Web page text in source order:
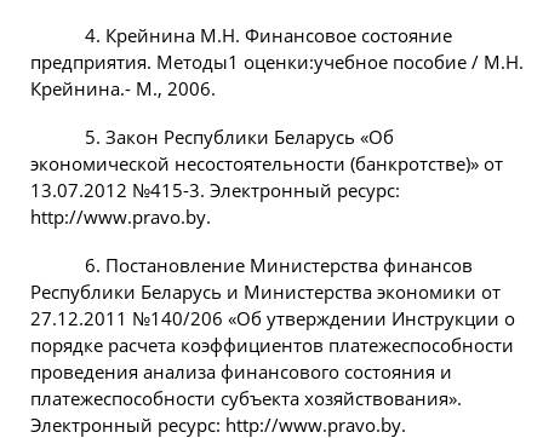
4. Крейнина М.Н. Финансовое состояние
предприятия. Методы1 оценки:учебное пособие / М.Н.
Крейнина.- М., 2006.
5. Закон Республики Беларусь «Об
экономической несостоятельности (банкротстве)» от
13.07.2012 №415-3. Электронный ресурс:
http://www.pravo.by.
6. Постановление Министерства финансов
Республики Беларусь и Министерства экономики от
27.12.2011 №140/206 «Об утверждении Инструкции о
порядке расчета коэффициентов платежеспособности
проведения анализа финансового состояния и
платежеспособности субъекта хозяйствования».
Электронный ресурс: http://www.pravo.by.